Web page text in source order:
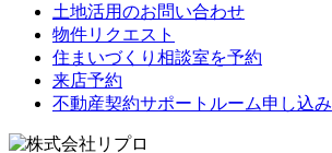
土地活用のお問い合わせ
物件リクエスト
住まいづくり相談室を予約
来店予約
不動産契約サポートルーム申し込み